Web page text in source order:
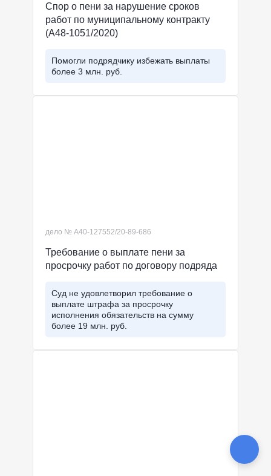
Спор о пени за нарушение сроков
работ по муниципальному контракту
(А48-1051/2020)
Помогли подрядчику избежать выплаты
более 3 млн. руб.
дело № А40-127552/20-89-686
Требование о выплате пени за
просрочку работ по договору подряда
Суд не удовлетворил требование о
выплате штрафа за просрочку
исполнения обязательств на сумму
более 19 млн. руб.